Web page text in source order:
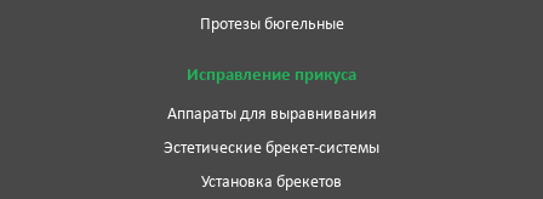
Протезы бюгельные
Исправление прикуса
Аппараты для выравнивания
Эстетические брекет-системы
Установка брекетов